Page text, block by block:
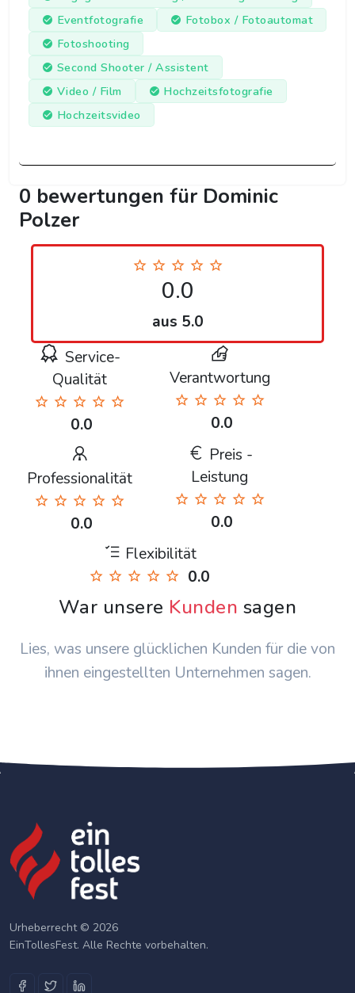
Eventfotografie
Fotobox / Fotoautomat
Fotoshooting
Second Shooter / Assistent
Video / Film
Hochzeitsfotografie
Hochzeitsvideo
0 bewertungen für Dominic
Polzer
0.0
aus 5.0
Service-
Qualität
0.0
Verantwortung
0.0
Professionalität
0.0
Preis -
Leistung
0.0
Flexibilität
0.0
War unsere Kunden sagen
Lies, was unsere glücklichen Kunden für die von
ihnen eingestellten Unternehmen sagen.
Urheberrecht © 2026
EinTollesFest. Alle Rechte vorbehalten.